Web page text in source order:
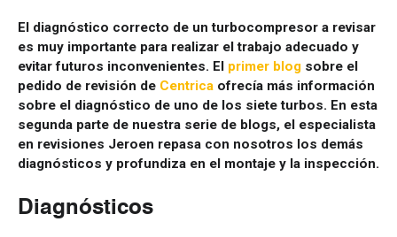
El diagnóstico correcto de un turbocompresor a revisar
es muy importante para realizar el trabajo adecuado y
evitar futuros inconvenientes. El primer blog sobre el
pedido de revisión de Centrica ofrecía más información
sobre el diagnóstico de uno de los siete turbos. En esta
segunda parte de nuestra serie de blogs, el especialista
en revisiones Jeroen repasa con nosotros los demás
diagnósticos y profundiza en el montaje y la inspección.
Diagnósticos